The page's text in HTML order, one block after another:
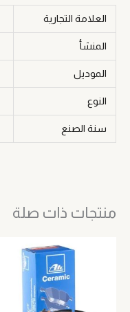
العلامة التجارية
المنشأ
الموديل
النوع
سنة الصنع
منتجات ذات صلة